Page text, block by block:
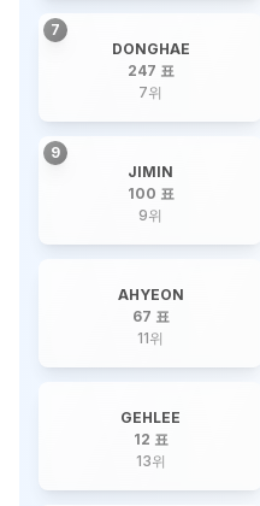
7
DONGHAE
247 표
7위
9
JIMIN
100 표
9위
AHYEON
67 표
11위
GEHLEE
12 표
13위